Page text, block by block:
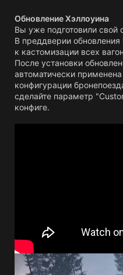
Обновление Хэллоуина
Вы уже подготовили свой
В преддверии обновления
к кастомизации всех
После установки
автоматически
конфигурации
сделайте параметр
конфиге.